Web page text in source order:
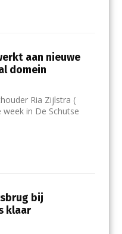
aan nieuwe
domein
Ria Zijlstra (
in De Schutse
bij
klaar